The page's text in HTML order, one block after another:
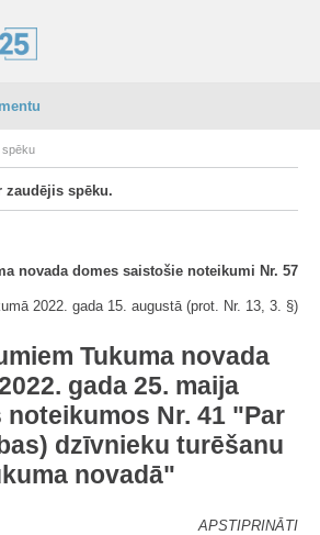
spēku
zaudējis spēku.
novada domes saistošie noteikumi Nr. 57
2022. gada 15. augustā (prot. Nr. 13, 3. §)
Tukuma novada
gada 25. maija
Nr. 41 "Par
dzīvnieku turēšanu
novadā"
APSTIPRINĀTI